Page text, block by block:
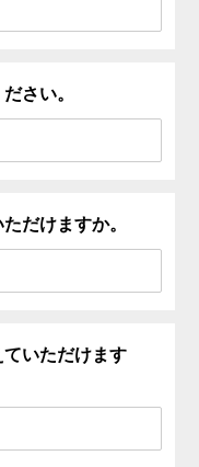
さい。
だけますか。
いただけます